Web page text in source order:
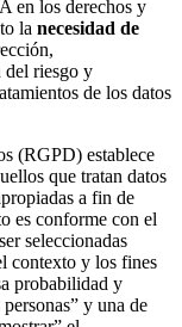
en los derechos y
la necesidad de
del riesgo y
de los datos
(RGPD) establece
que tratan datos
a fin de
es conforme con el
seleccionadas
contexto y los fines
probabilidad y
y una de